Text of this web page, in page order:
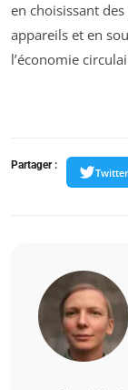
en choisissant
appareils et en
l’économie
Partager :
Twitter